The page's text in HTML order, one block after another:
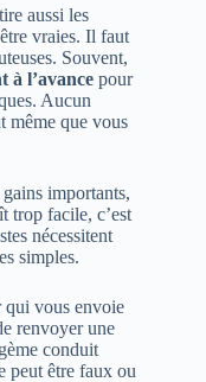
aussi les
vraies. Il faut
Souvent,
à l’avance pour
Aucun
même que vous
importants,
trop facile, c’est
nécessitent
simples.
qui vous envoie
renvoyer une
conduit
peut être faux ou